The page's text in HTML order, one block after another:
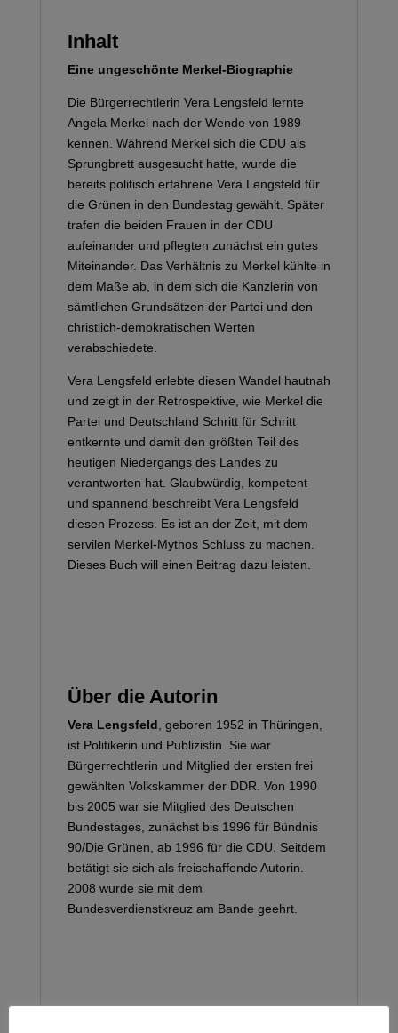
Inhalt
Eineungeschönte Merkel-Biographie
Die Bürgerrechtlerin Vera Lengsfeld lernte
Angela Merkel nach der Wende von 1989
kennen. Während Merkel sich die CDU als
Sprungbrett ausgesucht hatte, wurde die
bereits politisch erfahrene Vera Lengsfeld für
die Grünen in den Bundestag gewählt. Später
trafen die beiden Frauen in der CDU
aufeinander und pflegten zunächst ein gutes
Miteinander. Das Verhältnis zu Merkel kühlte in
dem Maße ab, in dem sich die Kanzlerin von
sämtlichen Grundsätzen der Partei und den
christlich-demokratischen Werten
verabschiedete.
Vera Lengsfeld erlebte diesen Wandel hautnah
und zeigt in der Retrospektive, wie Merkel die
Partei und Deutschland Schritt für Schritt
entkernte und damit den größten Teil des
heutigen Niedergangs des Landes zu
verantworten hat. Glaubwürdig, kompetent
und spannend beschreibt Vera Lengsfeld
diesen Prozess. Es ist an der Zeit, mit dem
servilen Merkel-Mythos Schluss zu machen.
Dieses Buch will einen Beitrag dazu leisten.
Über die Autorin
Vera Lengsfeld, geboren 1952 in Thüringen,
ist Politikerin und Publizistin. Sie war
Bürgerrechtlerin und Mitglied der ersten frei
gewählten Volkskammer der DDR. Von 1990
bis 2005 war sie Mitglied des Deutschen
Bundestages, zunächst bis 1996 für Bündnis
90/Die Grünen, ab 1996 für die CDU. Seitdem
betätigt sie sich als freischaffende Autorin.
2008 wurde sie mit dem
Bundesverdienstkreuz am Bande geehrt.